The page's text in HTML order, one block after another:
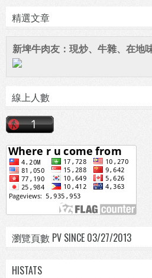
精選文章
新埤牛肉友：現炒、牛雜、在地
線上人數
瀏覽頁數 PV SINCE 03/27/2013
HISTATS